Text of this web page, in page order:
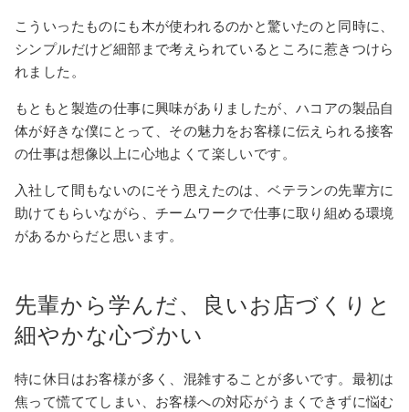
こういったものにも木が使われるのかと驚いたのと同時に、
シンプルだけど細部まで考えられているところに惹きつけら
れました。
もともと製造の仕事に興味がありましたが、ハコアの製品自
体が好きな僕にとって、その魅力をお客様に伝えられる接客
の仕事は想像以上に心地よくて楽しいです。
入社して間もないのにそう思えたのは、ベテランの先輩方に
助けてもらいながら、チームワークで仕事に取り組める環境
があるからだと思います。
先輩から学んだ、良いお店づくりと
細やかな心づかい
特に休日はお客様が多く、混雑することが多いです。最初は
焦って慌ててしまい、お客様への対応がうまくできずに悩む